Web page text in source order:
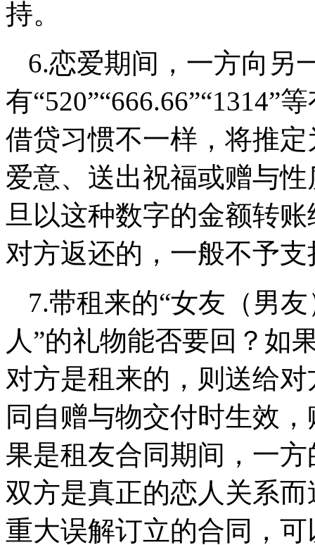
持。
6.恋爱期间，一方向另
有“520”“666.66”“1314”
借贷习惯不一样，将推
爱意、送出祝福或赠与
旦以这种数字的金额转
对方返还的，一般不予支
7.带租来的“女友（男
人”的礼物能否要回？ 如
对方是租来的，则送给
同自赠与物交付时生效
果是租友合同期间，一
双方是真正的恋人关系
重大误解订立的合同，